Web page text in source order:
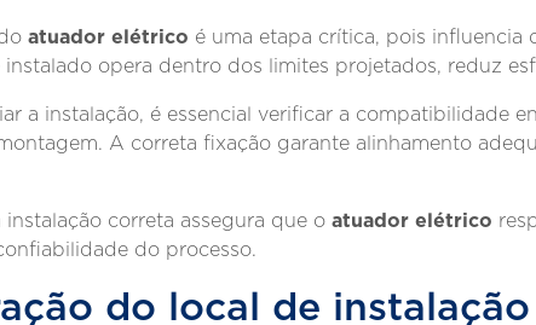
doatuador elétrico é uma etapa crítica, pois influencia
instalado opera dentro dos limites projetados, reduz
a instalação, é essencial verificar a compatibilidade
A correta fixação garante alinhamento
instalação correta assegura que oatuador elétrico
do processo.
do local de instalação